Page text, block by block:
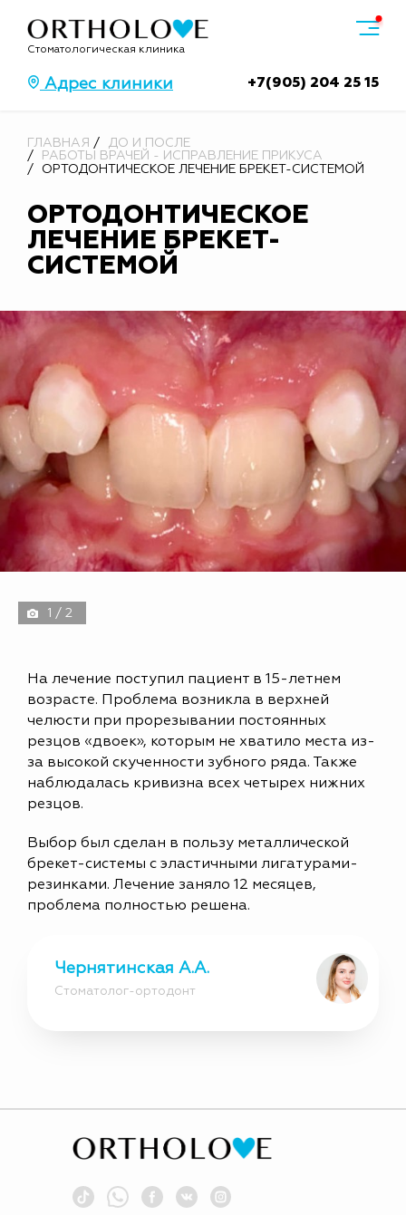
Стоматологическая клиника
Адрес клиники +7(905) 204 25 15
ГЛАВНАЯ
ДО И ПОСЛЕ
РАБОТЫ ВРАЧЕЙ - ИСПРАВЛЕНИЕ ПРИКУСА
ОРТОДОНТИЧЕСКОЕ ЛЕЧЕНИЕ БРЕКЕТ-СИСТЕМОЙ
ОРТОДОНТИЧЕСКОЕ
ЛЕЧЕНИЕ БРЕКЕТ-
СИСТЕМОЙ
1 / 2
На лечение поступил пациент в 15-летнем
возрасте. Проблема возникла в верхней
челюсти при прорезывании постоянных
резцов «двоек», которым не хватило места из-
за высокой скученности зубного ряда. Также
наблюдалась кривизна всех четырех нижних
резцов.
Выбор был сделан в пользу металлической
брекет-системы с эластичными лигатурами-
резинками. Лечение заняло 12 месяцев,
проблема полностью решена.
Чернятинская А.А.
Стоматолог-ортодонт